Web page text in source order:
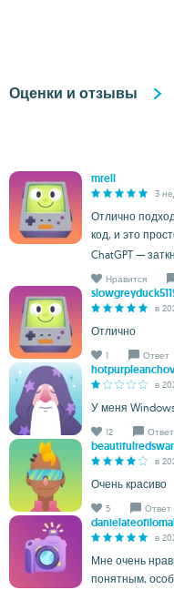
Оценки и отзывы
mrell
3
Отлично
код, и это
ChatGPT —
Нравится
в
Отлично
1 Ответ
в
У меня
12 Ответ
в
Очень красиво
5 Ответ
в
Мне очень
понятным,